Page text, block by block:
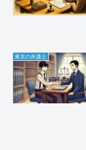
東京の弁護士